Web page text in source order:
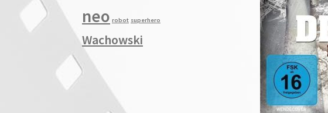
neo robot superhero
Wachowski